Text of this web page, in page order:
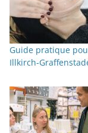
Guide pratique
Illkirch-